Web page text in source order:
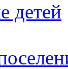
детей